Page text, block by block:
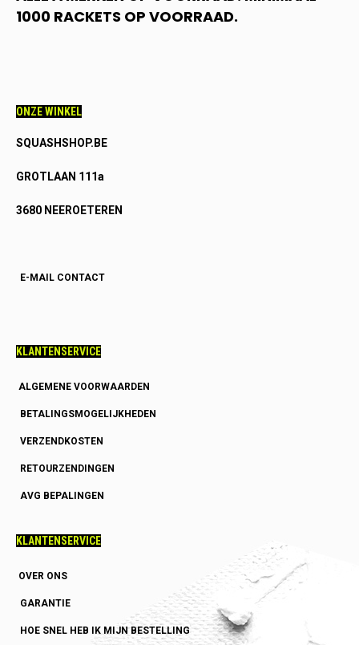
1000 RACKETS OP VOORRAAD.
ONZE WINKEL
SQUASHSHOP.BE
GROTLAAN 111a
3680 NEEROETEREN
E-MAIL CONTACT
KLANTENSERVICE
ALGEMENE VOORWAARDEN
BETALINGSMOGELIJKHEDEN
VERZENDKOSTEN
RETOURZENDINGEN
AVG BEPALINGEN
KLANTENSERVICE
OVER ONS
GARANTIE
HOE SNEL HEB IK MIJN BESTELLING